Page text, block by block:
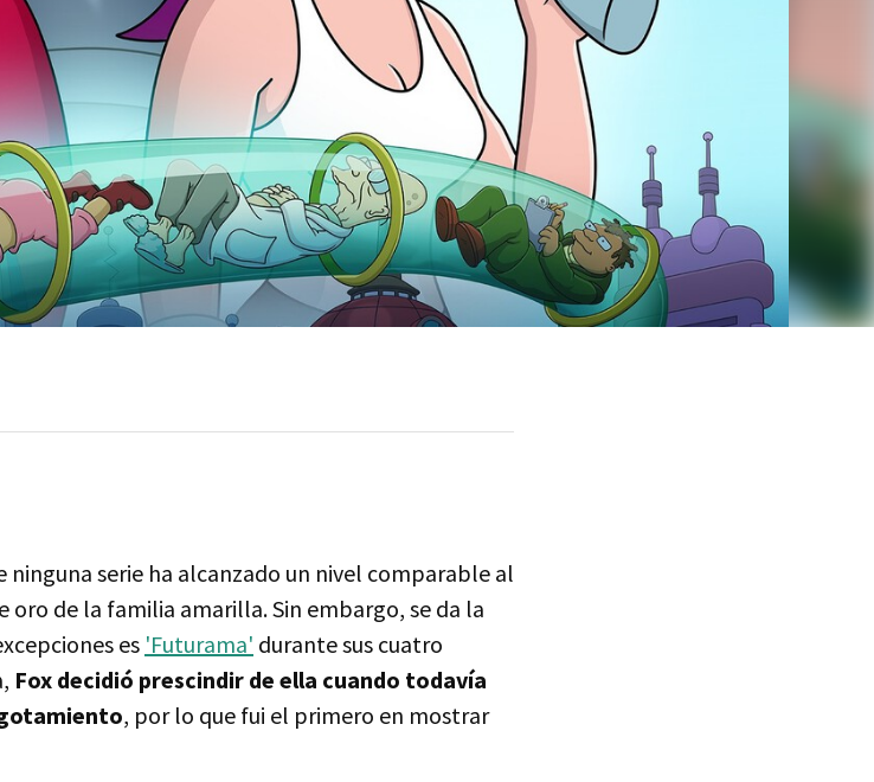
serie ha alcanzado un nivel comparable al
oro de la familia amarilla. Sin embargo, se da la
es 'Futurama' durante sus cuatro
Fox decidió prescindir de ella cuando todavía
, por lo que fui el primero en mostrar